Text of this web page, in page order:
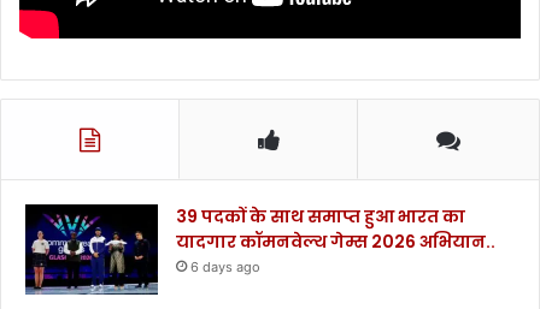
39 पदकों के साथ समाप्त हुआ भारत का
यादगार कॉमनवेल्थ गेम्स 2026 अभियान..
6 days ago